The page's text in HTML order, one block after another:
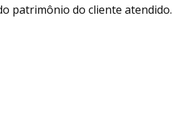
patrimônio do cliente atendido.